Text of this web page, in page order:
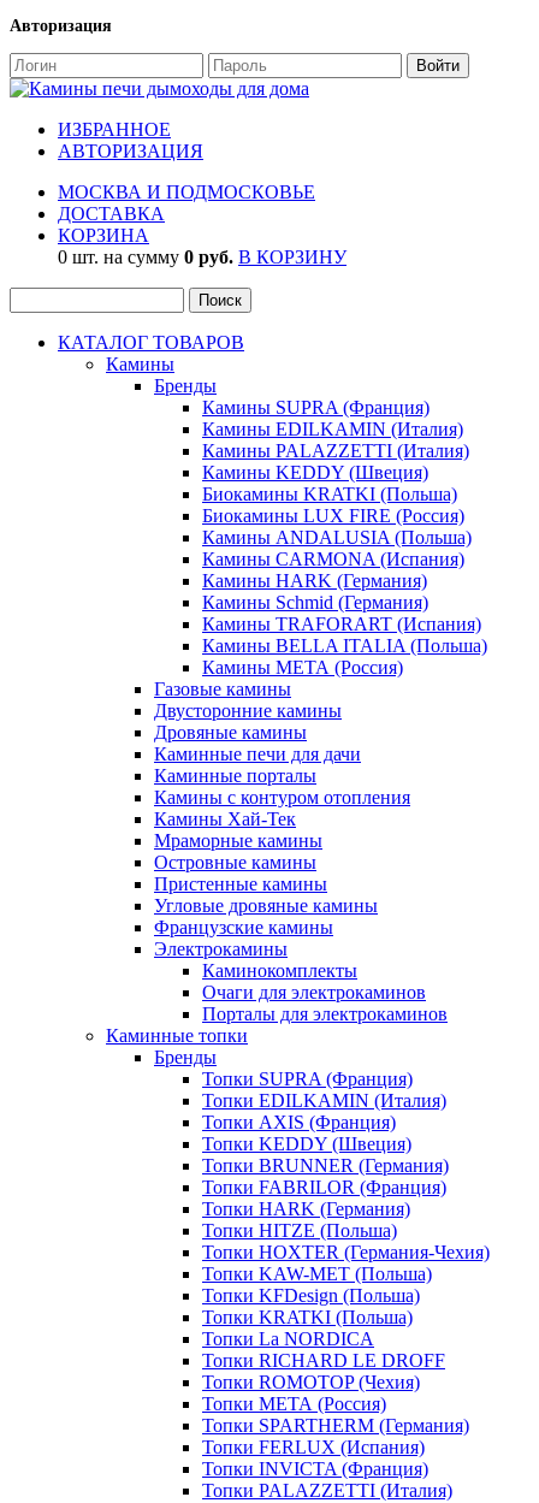
Авторизация
ИЗБРАННОЕ
АВТОРИЗАЦИЯ
МОСКВА И ПОДМОСКОВЬЕ
ДОСТАВКА
КОРЗИНА
0 шт. на сумму 0 руб. В КОРЗИНУ
КАТАЛОГ ТОВАРОВ
Камины
Бренды
Камины SUPRA (Франция)
Камины EDILKAMIN (Италия)
Камины PALAZZETTI (Италия)
Камины KEDDY (Швеция)
Биокамины KRATKI (Польша)
Биокамины LUX FIRE (Россия)
Камины ANDALUSIA (Польша)
Камины CARMONA (Испания)
Камины HARK (Германия)
Камины Schmid (Германия)
Камины TRAFORART (Испания)
Камины BELLA ITALIA (Польша)
Камины МЕТА (Россия)
Газовые камины
Двусторонние камины
Дровяные камины
Каминные печи для дачи
Каминные порталы
Камины с контуром отопления
Камины Хай-Тек
Мраморные камины
Островные камины
Пристенные камины
Угловые дровяные камины
Французские камины
Электрокамины
Каминокомплекты
Очаги для электрокаминов
Порталы для электрокаминов
Каминные топки
Бренды
Топки SUPRA (Франция)
Топки EDILKAMIN (Италия)
Топки AXIS (Франция)
Топки KEDDY (Швеция)
Топки BRUNNER (Германия)
Топки FABRILOR (Франция)
Топки HARK (Германия)
Топки HITZE (Польша)
Топки HOXTER (Германия-Чехия)
Топки KAW-MET (Польша)
Топки KFDesign (Польша)
Топки KRATKI (Польша)
Топки La NORDICA
Топки RICHARD LE DROFF
Топки ROMOTOP (Чехия)
Топки МЕТА (Россия)
Топки SPARTHERM (Германия)
Топки FERLUX (Испания)
Топки INVICTA (Франция)
Топки PALAZZETTI (Италия)